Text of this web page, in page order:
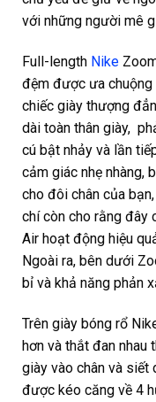
với những người mê
Full-length Nike
đệm được ưa
chiếc giày thượng
dài toàn thân giày,
cú bật nhảy và lần
cảm giác nhẹ nhàng,
cho đôi chân của
chí còn cho rằng đây
Air hoạt động hiệu
Ngoài ra, bên dưới
bỉ và khả năng phản
Trên giày bóng rổ
hơn và thắt đan nhau
giày vào chân và siết
được kéo căng về 4